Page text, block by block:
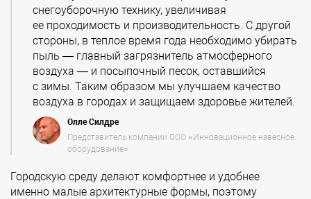
снегоуборочную технику, увеличивая
ее проходимость и производительность. С другой
стороны, в теплое время года необходимо убирать
пыль — главный загрязнитель атмосферного
воздуха — и посыпочный песок, оставшийся
с зимы. Таким образом мы улучшаем качество
воздуха в городах и защищаем здоровье жителей.
Олле Силдре
Представитель компании ООО «Инновационное навесное
оборудование»
Городскую среду делают комфортнее и удобнее
именно малые архитектурные формы, поэтому